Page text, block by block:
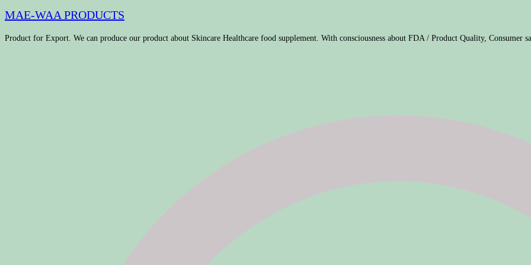
MAE-WAA PRODUCTS
Product for Export. We can produce our product about Skincare Healthcare food supplement. With consciousness about FDA / Product Quality, Consumer